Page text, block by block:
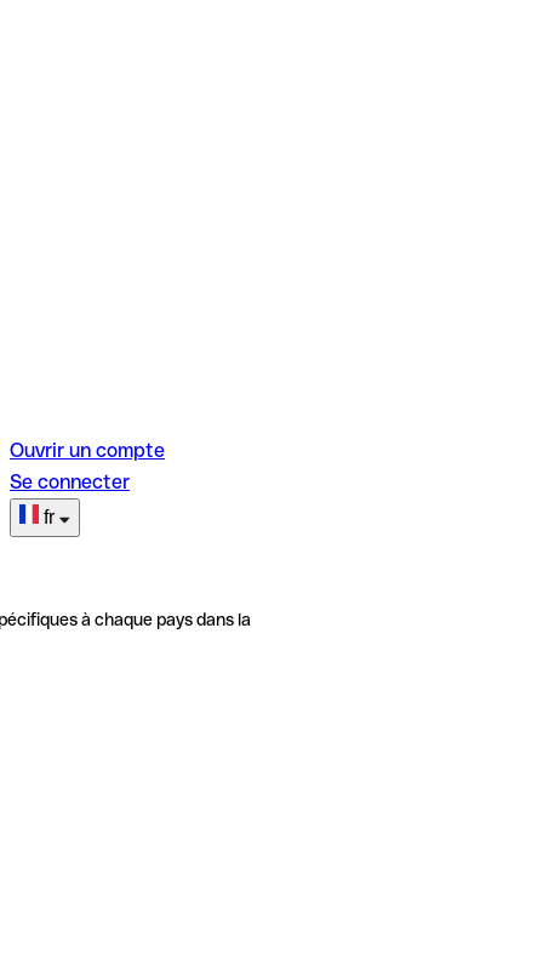
Ouvrir un compte
Se connecter
fr
à chaque pays dans la